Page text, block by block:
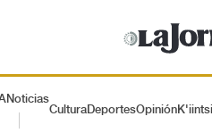
Noticias
CulturaDeportesOpiniónK'iintsil